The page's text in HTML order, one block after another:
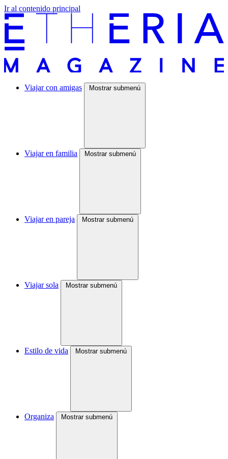
Ir al contenido principal
Viajar con amigas Mostrar submenú
Viajar en familia Mostrar submenú
Viajar en pareja Mostrar submenú
Viajar sola Mostrar submenú
Estilo de vida Mostrar submenú
Organiza Mostrar submenú